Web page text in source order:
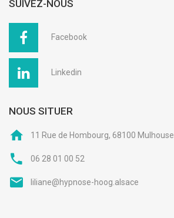
SUIVEZ-NOUS
Facebook
Linkedin
NOUS SITUER
11 Rue de Hombourg, 68100 Mulhouse
06 28 01 00 52
liliane@hypnose-hoog.alsace